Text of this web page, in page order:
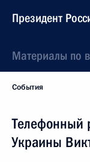
Президент
Материалы по
События
Телефонный
Украины